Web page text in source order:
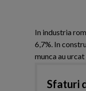
In industria
6,7%. In
munca au urcat
Sfaturi